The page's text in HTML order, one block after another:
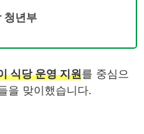
청년부
식당 운영 지원를 중심으
을 맞이했습니다.